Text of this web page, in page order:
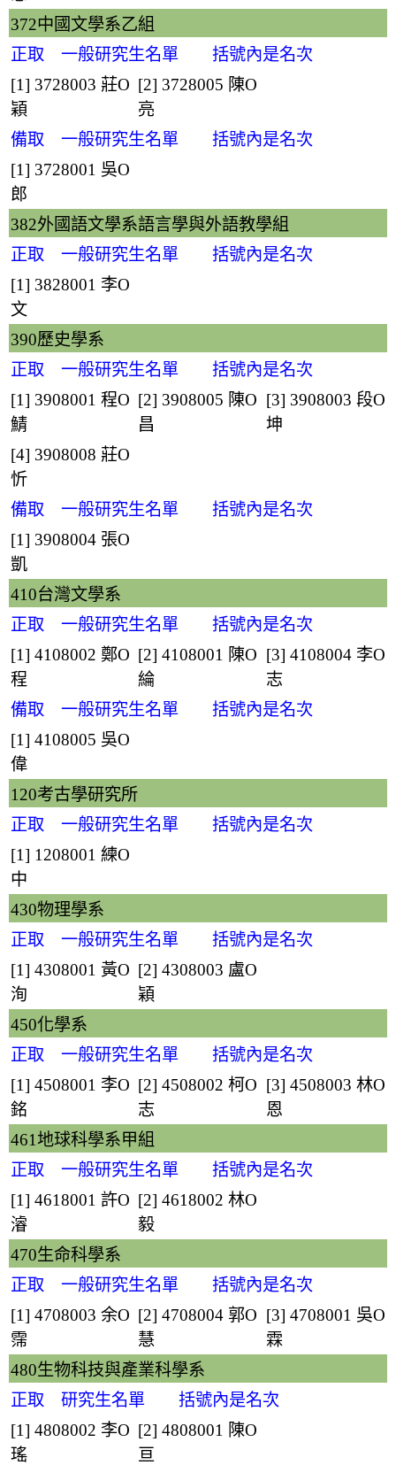
372中國文學系乙組
正取 一般研究生名單 括號內是名次
[1] 3728003 莊O
穎
[2] 3728005 陳O
亮
備取 一般研究生名單 括號內是名次
[1] 3728001 吳O
郎
382外國語文學系語言學與外語教學組
正取 一般研究生名單 括號內是名次
[1] 3828001 李O
文
390歷史學系
正取 一般研究生名單 括號內是名次
[1] 3908001 程O
鯖
[2] 3908005 陳O
昌
[3] 3908003 段O
坤
[4] 3908008 莊O
忻
備取 一般研究生名單 括號內是名次
[1] 3908004 張O
凱
410台灣文學系
正取 一般研究生名單 括號內是名次
[1] 4108002 鄭O
程
[2] 4108001 陳O
綸
[3] 4108004 李O
志
備取 一般研究生名單 括號內是名次
[1] 4108005 吳O
偉
120考古學研究所
正取 一般研究生名單 括號內是名次
[1] 1208001 練O
中
430物理學系
正取 一般研究生名單 括號內是名次
[1] 4308001 黃O
洵
[2] 4308003 盧O
穎
450化學系
正取 一般研究生名單 括號內是名次
[1] 4508001 李O
銘
[2] 4508002 柯O
志
[3] 4508003 林O
恩
461地球科學系甲組
正取 一般研究生名單 括號內是名次
[1] 4618001 許O
濬
[2] 4618002 林O
毅
470生命科學系
正取 一般研究生名單 括號內是名次
[1] 4708003 余O
霈
[2] 4708004 郭O
慧
[3] 4708001 吳O
霖
480生物科技與產業科學系
正取 研究生名單 括號內是名次
[1] 4808002 李O
瑤
[2] 4808001 陳O
亘